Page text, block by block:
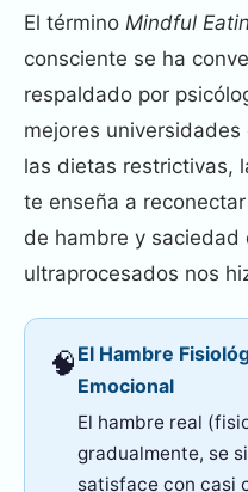
El término Mindful
consciente se ha
respaldado por
mejores
las dietas restrictivas,
te enseña a
de hambre y saciedad
ultraprocesados nos
🧠 El Hambre
Emocional
El hambre real
gradualmente, se
satisface con casi